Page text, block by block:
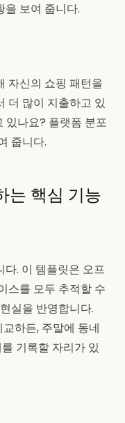
을 보여 줍니다.
자신의 쇼핑 패턴을
더 많이 지출하고 있
있나요? 플랫폼 분포
줍니다.
는 핵심 기능
. 이 템플릿은 오프
스를 모두 추적할 수
실을 반영합니다.
하든, 주말에 동네
기록할 자리가 있